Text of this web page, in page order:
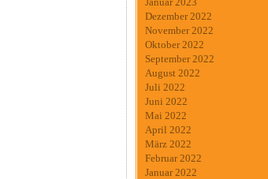
Dezember 2022
November 2022
Oktober 2022
September 2022
August 2022
Juli 2022
Juni 2022
Mai 2022
April 2022
März 2022
Februar 2022
Januar 2022